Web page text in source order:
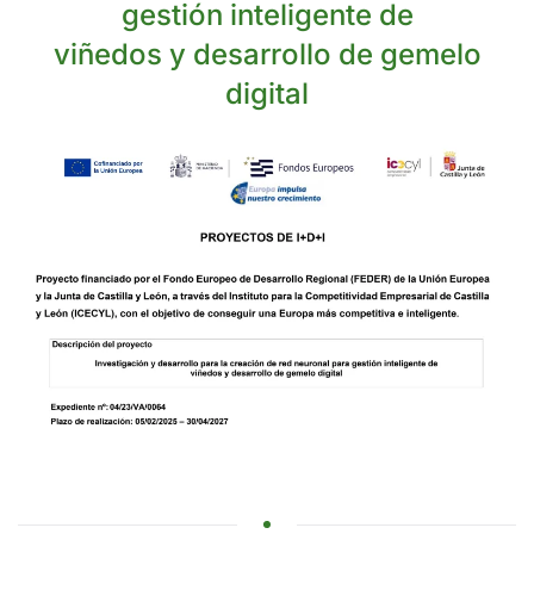
gestión inteligente de
viñedos y desarrollo de gemelo
digital